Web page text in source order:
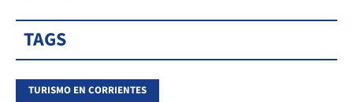
TAGS
TURISMO EN CORRIENTES